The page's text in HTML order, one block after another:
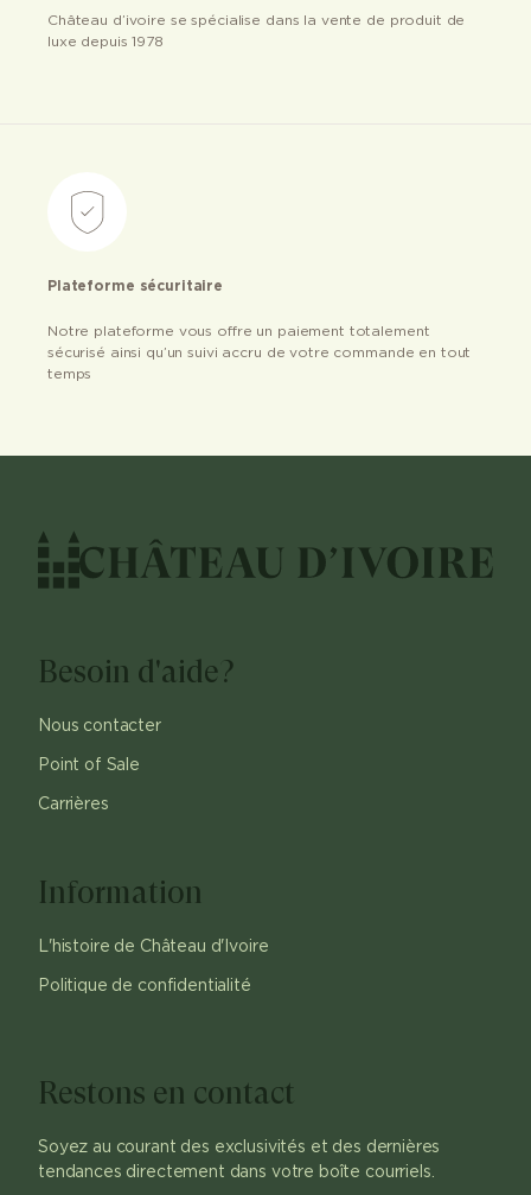
Château d’ivoire se spécialise dans la vente de produit de
luxe depuis 1978
Plateforme sécuritaire
Notre plateforme vous offre un paiement totalement
sécurisé ainsi qu’un suivi accru de votre commande en tout
temps
Besoin d'aide?
Nous contacter
Point of Sale
Carrières
Information
L'histoire de Château d'Ivoire
Politique de confidentialité
Restons en contact
Soyez au courant des exclusivités et des dernières
tendances directement dans votre boîte courriels.